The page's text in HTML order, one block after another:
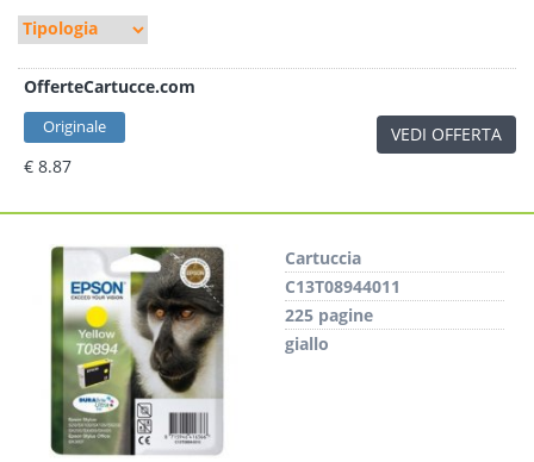
OfferteCartucce.com
Originale
€ 8.87
VEDI OFFERTA
Cartuccia
C13T08944011
225 pagine
giallo